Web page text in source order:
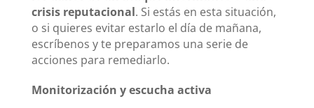
crisis reputacional. Si estás en esta situación,
o si quieres evitar estarlo el día de mañana,
escríbenos y te preparamos una serie de
acciones para remediarlo.
Monitorización y escucha activa